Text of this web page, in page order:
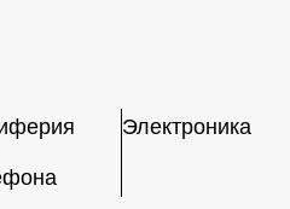
Электроника